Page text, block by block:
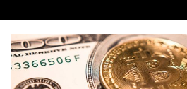
naar
inhoud